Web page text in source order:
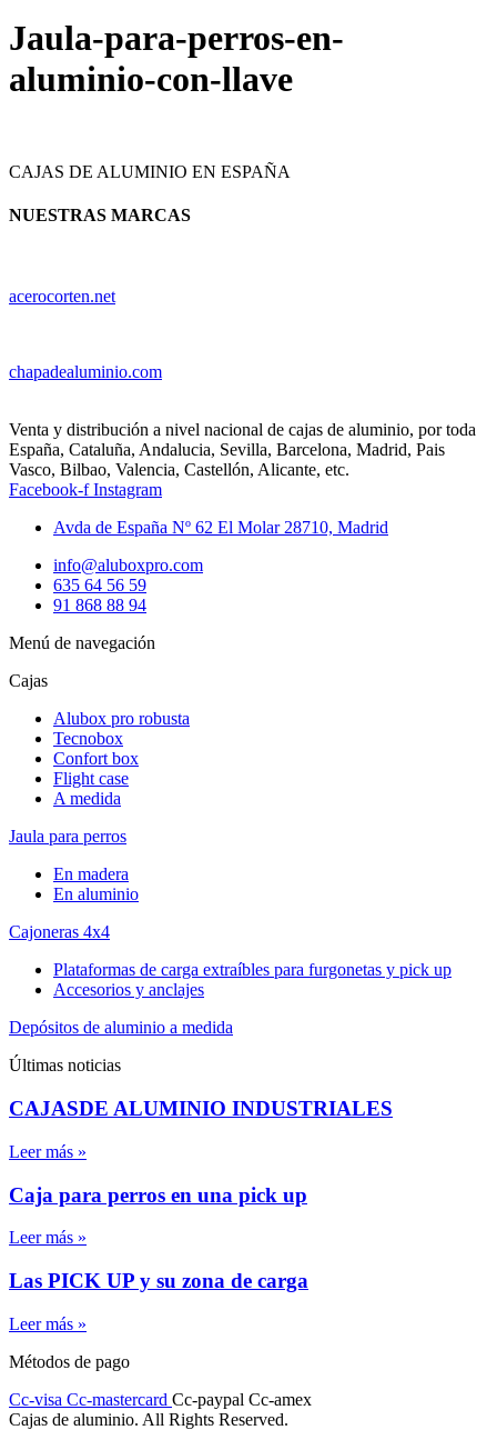
Jaula-para-perros-en-
aluminio-con-llave
CAJAS DE ALUMINIO EN ESPAÑA
NUESTRAS MARCAS
acerocorten.net
chapadealuminio.com
Venta y distribución a nivel nacional de cajas de aluminio, por toda
España, Cataluña, Andalucia, Sevilla, Barcelona, Madrid, Pais
Vasco, Bilbao, Valencia, Castellón, Alicante, etc.
Facebook-f Instagram
Avda de España Nº 62 El Molar 28710, Madrid
info@aluboxpro.com
635 64 56 59
91 868 88 94
Menú de navegación
Cajas
Alubox pro robusta
Tecnobox
Confort box
Flight case
A medida
Jaula para perros
En madera
En aluminio
Cajoneras 4x4
Plataformas de carga extraíbles para furgonetas y pick up
Accesorios y anclajes
Depósitos de aluminio a medida
Últimas noticias
CAJASDE ALUMINIO INDUSTRIALES
Leer más »
Caja para perros en una pick up
Leer más »
Las PICK UP y su zona de carga
Leer más »
Métodos de pago
Cc-visa Cc-mastercard Cc-paypal Cc-amex
Cajas de aluminio. All Rights Reserved.